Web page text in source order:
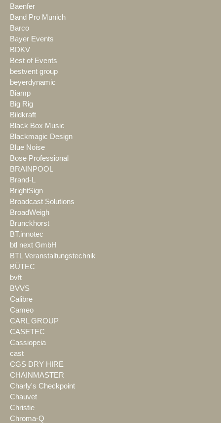
Baenfer
Band Pro Munich
Barco
Bayer Events
BDKV
Best of Events
bestvent group
beyerdynamic
Biamp
Big Rig
Bildkraft
Black Box Music
Blackmagic Design
Blue Noise
Bose Professional
BRAINPOOL
Brand-L
BrightSign
Broadcast Solutions
BroadWeigh
Brunckhorst
BT.innotec
btl next GmbH
BTL Veranstaltungstechnik
BÜTEC
bvft
BVVS
Calibre
Cameo
CARL GROUP
CASETEC
Cassiopeia
cast
CGS DRY HIRE
CHAINMASTER
Charly's Checkpoint
Chauvet
Christie
Chroma-Q